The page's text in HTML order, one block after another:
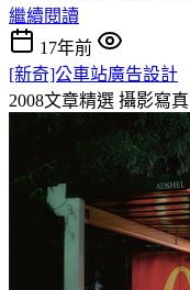
繼續閱讀
17年前
[新奇]公車站廣告設計
2008文章精選 攝影寫真